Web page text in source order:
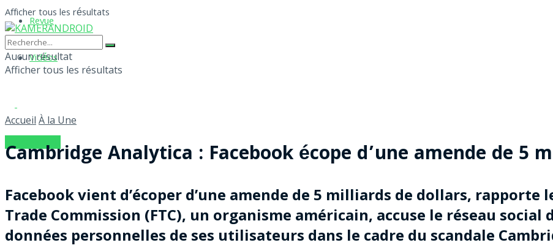
Revue
Vidéos
S'ABONNER
Afficher tous les résultats
Aucun résultat
Afficher tous les résultats
Accueil À la Une
Cambridge Analytica : Facebook écope d’une amende de 5
Facebook vient d’écoper d’une amende de 5 milliards de dollars, rapporte
Trade Commission (FTC), un organisme américain, accuse le réseau
données personnelles de ses utilisateurs dans le cadre du scandale